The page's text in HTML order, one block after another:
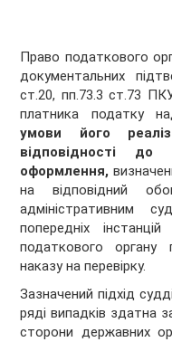
Право податкового
документальних
ст.20, пп.73.3 ст.73
платника податку
умови його
відповідності до
оформлення,
на відповідний
адміністративним
попередніх
податкового органу
наказу на перевірку.
Зазначений підхід
ряді випадків здатна
сторони державних